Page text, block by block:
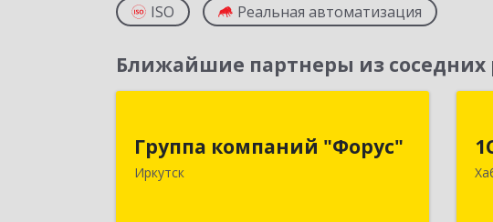
ISO Реальная автоматизация
Ближайшие партнеры из соседних
Группа компаний "Форус"
Иркутск
664007, Иркутская обл, Иркутск г,
Ямская ул, дом № 1, корпус 1, оф.1